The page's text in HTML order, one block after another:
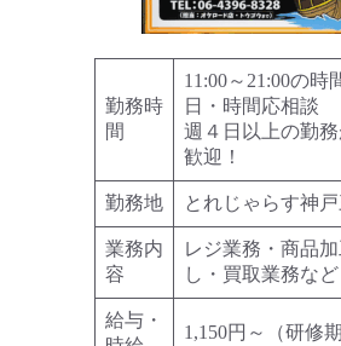
勤務時
間
11:00～21:00の時
日・時間応相談
週４日以上の勤
歓迎！
勤務地 とれじゃらす神
業務内
容
レジ業務・商品
し・買取業務など
給与・
1,150円～（研修